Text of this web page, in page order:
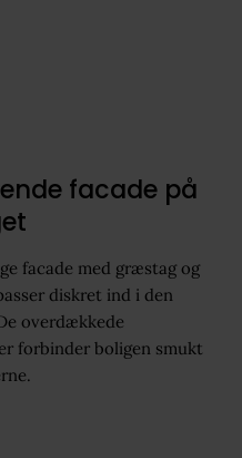
facade på
facade med græstag og
diskret ind i den
overdækkede
forbinder boligen smukt